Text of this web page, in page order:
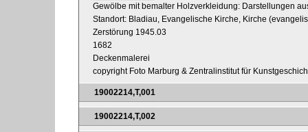
Gewölbe mit bemalter Holzverkleidung: Darstellungen
Standort: Bladiau, Evangelische Kirche, Kirche
Zerstörung 1945.03
1682
Deckenmalerei
copyright Foto Marburg & Zentralinstitut für
19002214,T,001
19002214,T,002